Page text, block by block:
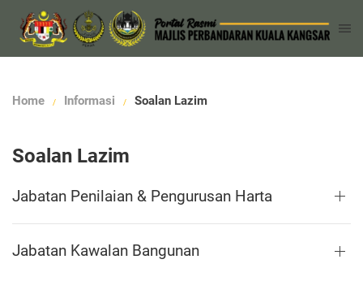
Home Informasi Soalan Lazim
Soalan Lazim
Jabatan Penilaian & Pengurusan Harta
Jabatan Kawalan Bangunan